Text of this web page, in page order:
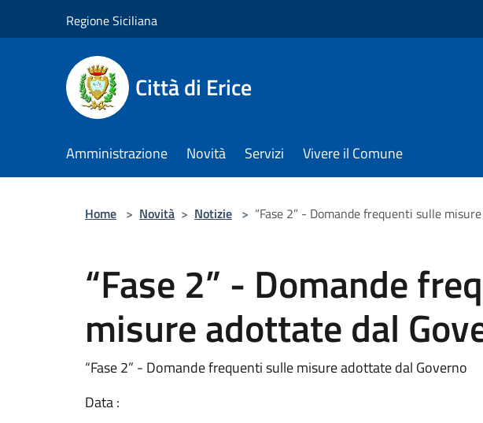
Regione Siciliana
Città di Erice
Amministrazione Novità Servizi Vivere il Comune
Home > Novità > Notizie > “Fase 2” - Domande frequenti sulle
“Fase 2” - Domande
misure adottate dal
“Fase 2” - Domande frequenti sulle misure adottate dal Governo
Data :